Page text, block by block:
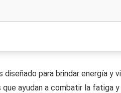
para brindar energía y
ayudan a combatir la fatiga